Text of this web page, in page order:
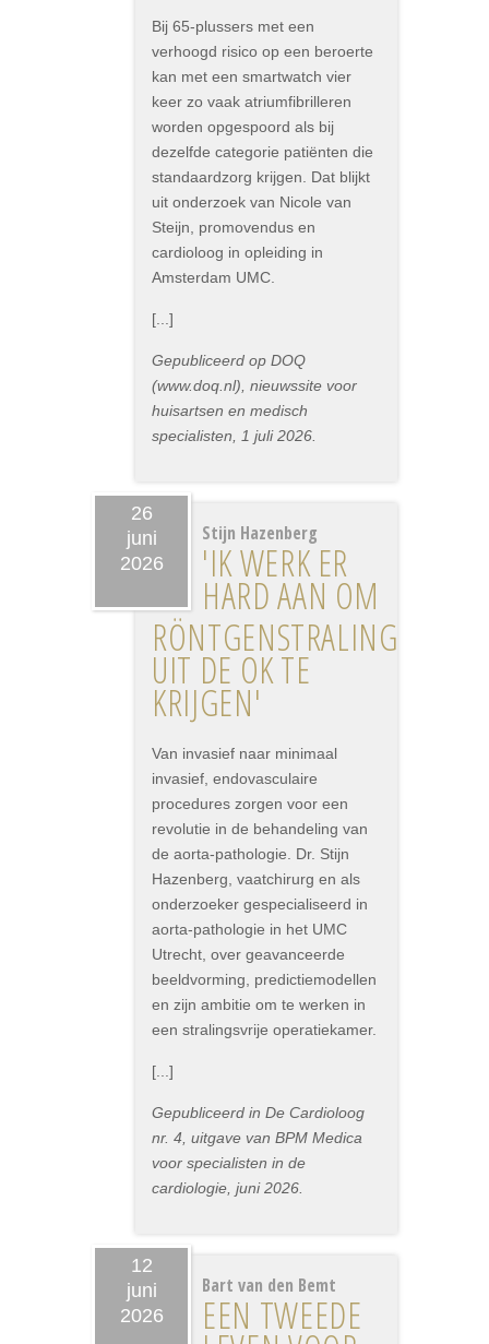
Bij 65-plussers met een
verhoogd risico op een beroerte
kan met een smartwatch vier
keer zo vaak atriumfibrilleren
worden opgespoord als bij
dezelfde categorie patiënten die
standaardzorg krijgen. Dat blijkt
uit onderzoek van Nicole van
Steijn, promovendus en
cardioloog in opleiding in
Amsterdam UMC.
[...]
Gepubliceerd op DOQ
(www.doq.nl), nieuwssite voor
huisartsen en medisch
specialisten, 1 juli 2026.
26
juni
2026
Stijn Hazenberg
'IK WERK ER
HARD AAN OM
RÖNTGENSTRALING
UIT DE OK TE
KRIJGEN'
Van invasief naar minimaal
invasief, endovasculaire
procedures zorgen voor een
revolutie in de behandeling van
de aorta-pathologie. Dr. Stijn
Hazenberg, vaatchirurg en als
onderzoeker gespecialiseerd in
aorta-pathologie in het UMC
Utrecht, over geavanceerde
beeldvorming, predictiemodellen
en zijn ambitie om te werken in
een stralingsvrije operatiekamer.
[...]
Gepubliceerd in De Cardioloog
nr. 4, uitgave van BPM Medica
voor specialisten in de
cardiologie, juni 2026.
12
juni
2026
Bart van den Bemt
EEN TWEEDE